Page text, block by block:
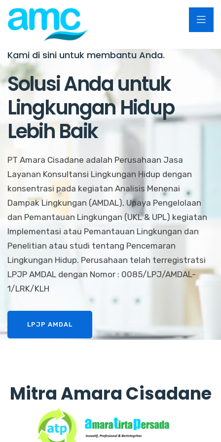
Kami di sini untuk membantu Anda.
Solusi Anda untuk
Lingkungan Hidup
Lebih Baik
PT Amara Cisadane adalah Perusahaan Jasa
Layanan Konsultansi Lingkungan Hidup dengan
konsentrasi pada kegiatan Analisis Menenai
Dampak Lingkungan (AMDAL), Upaya Pengelolaan
dan Pemantauan Lingkungan (UKL & UPL) kegiatan
Implementasi atau Pemantauan Lingkungan dan
Penelitian atau studi tentang Pencemaran
Lingkungan Hidup. Perusahaan telah terregistratsi
LPJP AMDAL dengan Nomor : 0085/LPJ/AMDAL-
1/LRK/KLH
LPJP AMDAL
Mitra Amara Cisadane